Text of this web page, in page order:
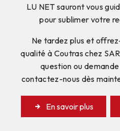
LU NET sauront vous
pour sublimer votre
Ne tardez plus et
qualité à Coutras chez
question ou
contactez-nous dès
En savoir plus